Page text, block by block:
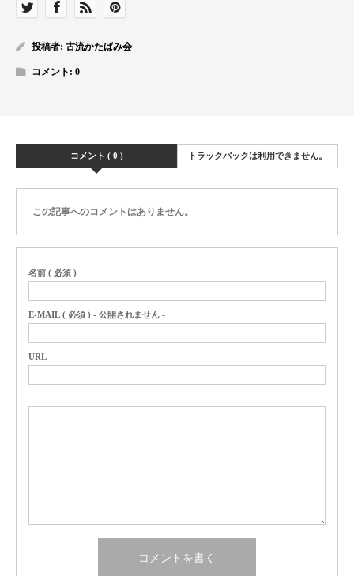
投稿者: 古流かたばみ会
コメント: 0
コメント ( 0 ) トラックバックは利用できません。
この記事へのコメントはありません。
名前 ( 必須 )
E-MAIL ( 必須 ) - 公開されません -
URL